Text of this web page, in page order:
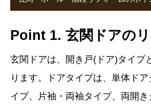
Point 1. 玄関ドアの
玄関ドアは、開き戸(ドア)タイプ
ります。ドアタイプは、単体ド
イプ、片袖・両袖タイプ、両開